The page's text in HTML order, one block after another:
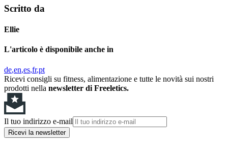
Scritto da
Ellie
L'articolo è disponibile anche in
de en es fr pt
Ricevi consigli su fitness, alimentazione e tutte le novità sui nostri
prodotti nella newsletter di Freeletics.
Il tuo indirizzo e-mail
Ricevi la newsletter